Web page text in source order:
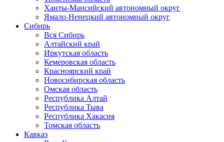
Ханты-Мансийский автономный округ
Ямало-Ненецкий автономный округ
Сибирь
Вся Сибирь
Алтайский край
Иркутская область
Кемеровская область
Красноярский край
Новосибирская область
Омская область
Республика Алтай
Республика Тыва
Республика Хакасия
Томская область
Кавказ